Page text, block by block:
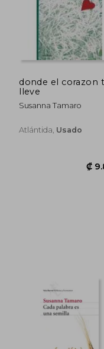
₡
donde el corazon
lleve
Susanna Tamaro
Atlántida, Usado